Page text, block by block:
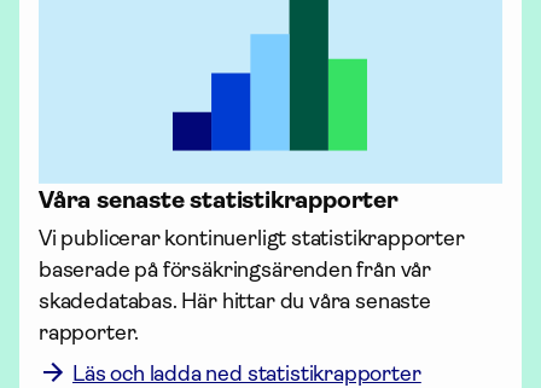
Våra senaste statistik­rapporter
Vi publicerar kontinuerligt statistik­rapporter
baserade på försäk­rings­ärenden från vår
skadedatabas. Här hittar du våra senaste
rapporter.
Läs och ladda ned statistikrapporter